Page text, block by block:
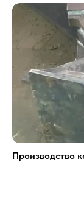
Производство